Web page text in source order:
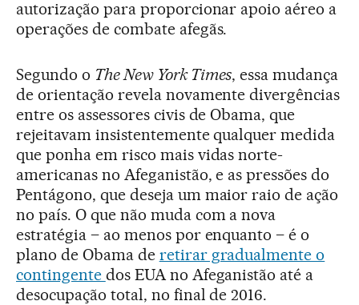
autorização para proporcionar apoio aéreo a
operações de combate afegãs.
Segundo o The New York Times, essa mudança
de orientação revela novamente divergências
entre os assessores civis de Obama, que
rejeitavam insistentemente qualquer medida
que ponha em risco mais vidas norte-
americanas no Afeganistão, e as pressões do
Pentágono, que deseja um maior raio de ação
no país. O que não muda com a nova
estratégia – ao menos por enquanto – é o
plano de Obama de retirar gradualmente o
contingente dos EUA no Afeganistão até a
desocupação total, no final de 2016.